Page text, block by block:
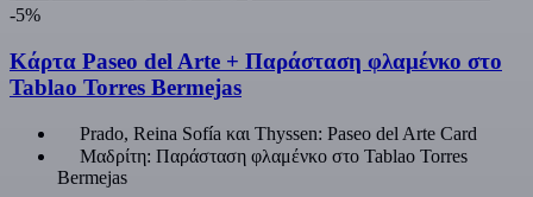
-5%
Κάρτα Paseo del Arte + Παράσταση φλαμένκο στο
Tablao Torres Bermejas
Prado, Reina Sofía και Thyssen: Paseo del Arte Card
Μαδρίτη: Παράσταση φλαμένκο στο Tablao Torres
Bermejas